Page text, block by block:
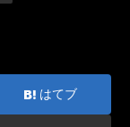
はてブ